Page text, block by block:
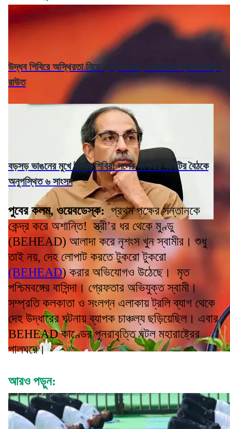
উদ্ধব শিবিরে অস্থিরতা নিয়ে সুপ্রিম কোর্ট, কমিশনকে দুষলেন সঞ্জয়
রাউত
বড়সড় ভাঙনের মুখে উদ্ধব শিবির! দলের সংসদীয় কমিটির বৈঠকে
অনুপস্থিত ৬ সাংসদ
পুবের কলম, ওয়েবডেস্ক:প্রথম পক্ষের সন্তানকে
কেন্দ্র করে অশান্তি! স্ত্রী’র ধর থেকে মুণ্ডু
(BEHEAD) আলাদা করে নৃশংস খুন স্বামীর। শুধু
তাই নয়, দেহ লোপাট করতে টুকরো টুকরো
(BEHEAD) করার অভিযোগও উঠেছে। মৃত
পশ্চিমবঙ্গের বাসিন্দা। গ্রেফতার অভিযুক্ত স্বামী।
সম্প্রতি কলকাতা ও সংলগ্ন এলাকায় ট্রলি ব্যাগ থেকে
দেহ উদ্ধারের ঘটনায় ব্যাপক চাঞ্চল্য ছড়িয়েছিল। এবার
BEHEAD কাণ্ডের পুনরাবৃত্তি ঘটল মহারাষ্ট্রের
পালঘরে।
আরও পড়ুন: